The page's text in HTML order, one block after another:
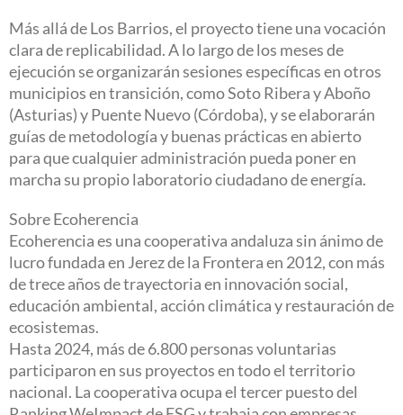
Más allá de Los Barrios, el proyecto tiene una vocación
clara de replicabilidad. A lo largo de los meses de
ejecución se organizarán sesiones específicas en otros
municipios en transición, como Soto Ribera y Aboño
(Asturias) y Puente Nuevo (Córdoba), y se elaborarán
guías de metodología y buenas prácticas en abierto
para que cualquier administración pueda poner en
marcha su propio laboratorio ciudadano de energía.
Sobre Ecoherencia
Ecoherencia es una cooperativa andaluza sin ánimo de
lucro fundada en Jerez de la Frontera en 2012, con más
de trece años de trayectoria en innovación social,
educación ambiental, acción climática y restauración de
ecosistemas.
Hasta 2024, más de 6.800 personas voluntarias
participaron en sus proyectos en todo el territorio
nacional. La cooperativa ocupa el tercer puesto del